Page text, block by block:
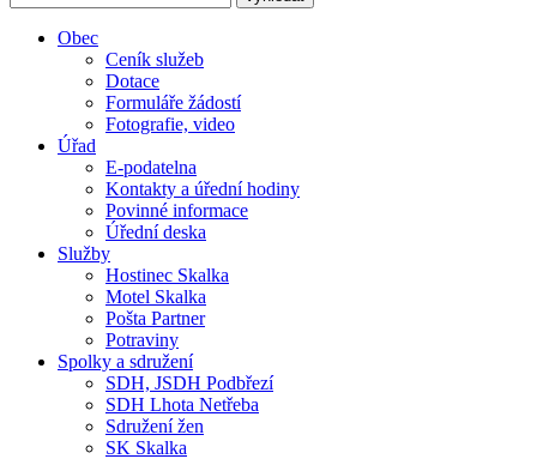
Obec
Ceník služeb
Dotace
Formuláře žádostí
Fotografie, video
Úřad
E-podatelna
Kontakty a úřední hodiny
Povinné informace
Úřední deska
Služby
Hostinec Skalka
Motel Skalka
Pošta Partner
Potraviny
Spolky a sdružení
SDH, JSDH Podbřezí
SDH Lhota Netřeba
Sdružení žen
SK Skalka